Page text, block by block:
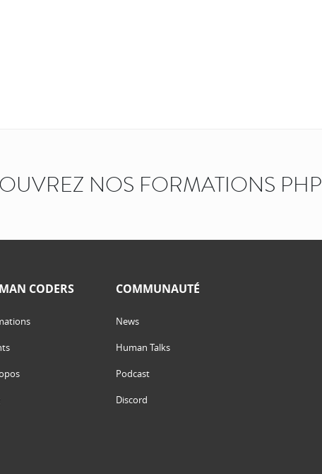
NOS FORMATIONS PHP
CODERS COMMUNAUTÉ
News
Human Talks
Podcast
Discord